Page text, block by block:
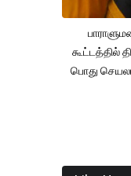
கூட்டத்தில்
பொது